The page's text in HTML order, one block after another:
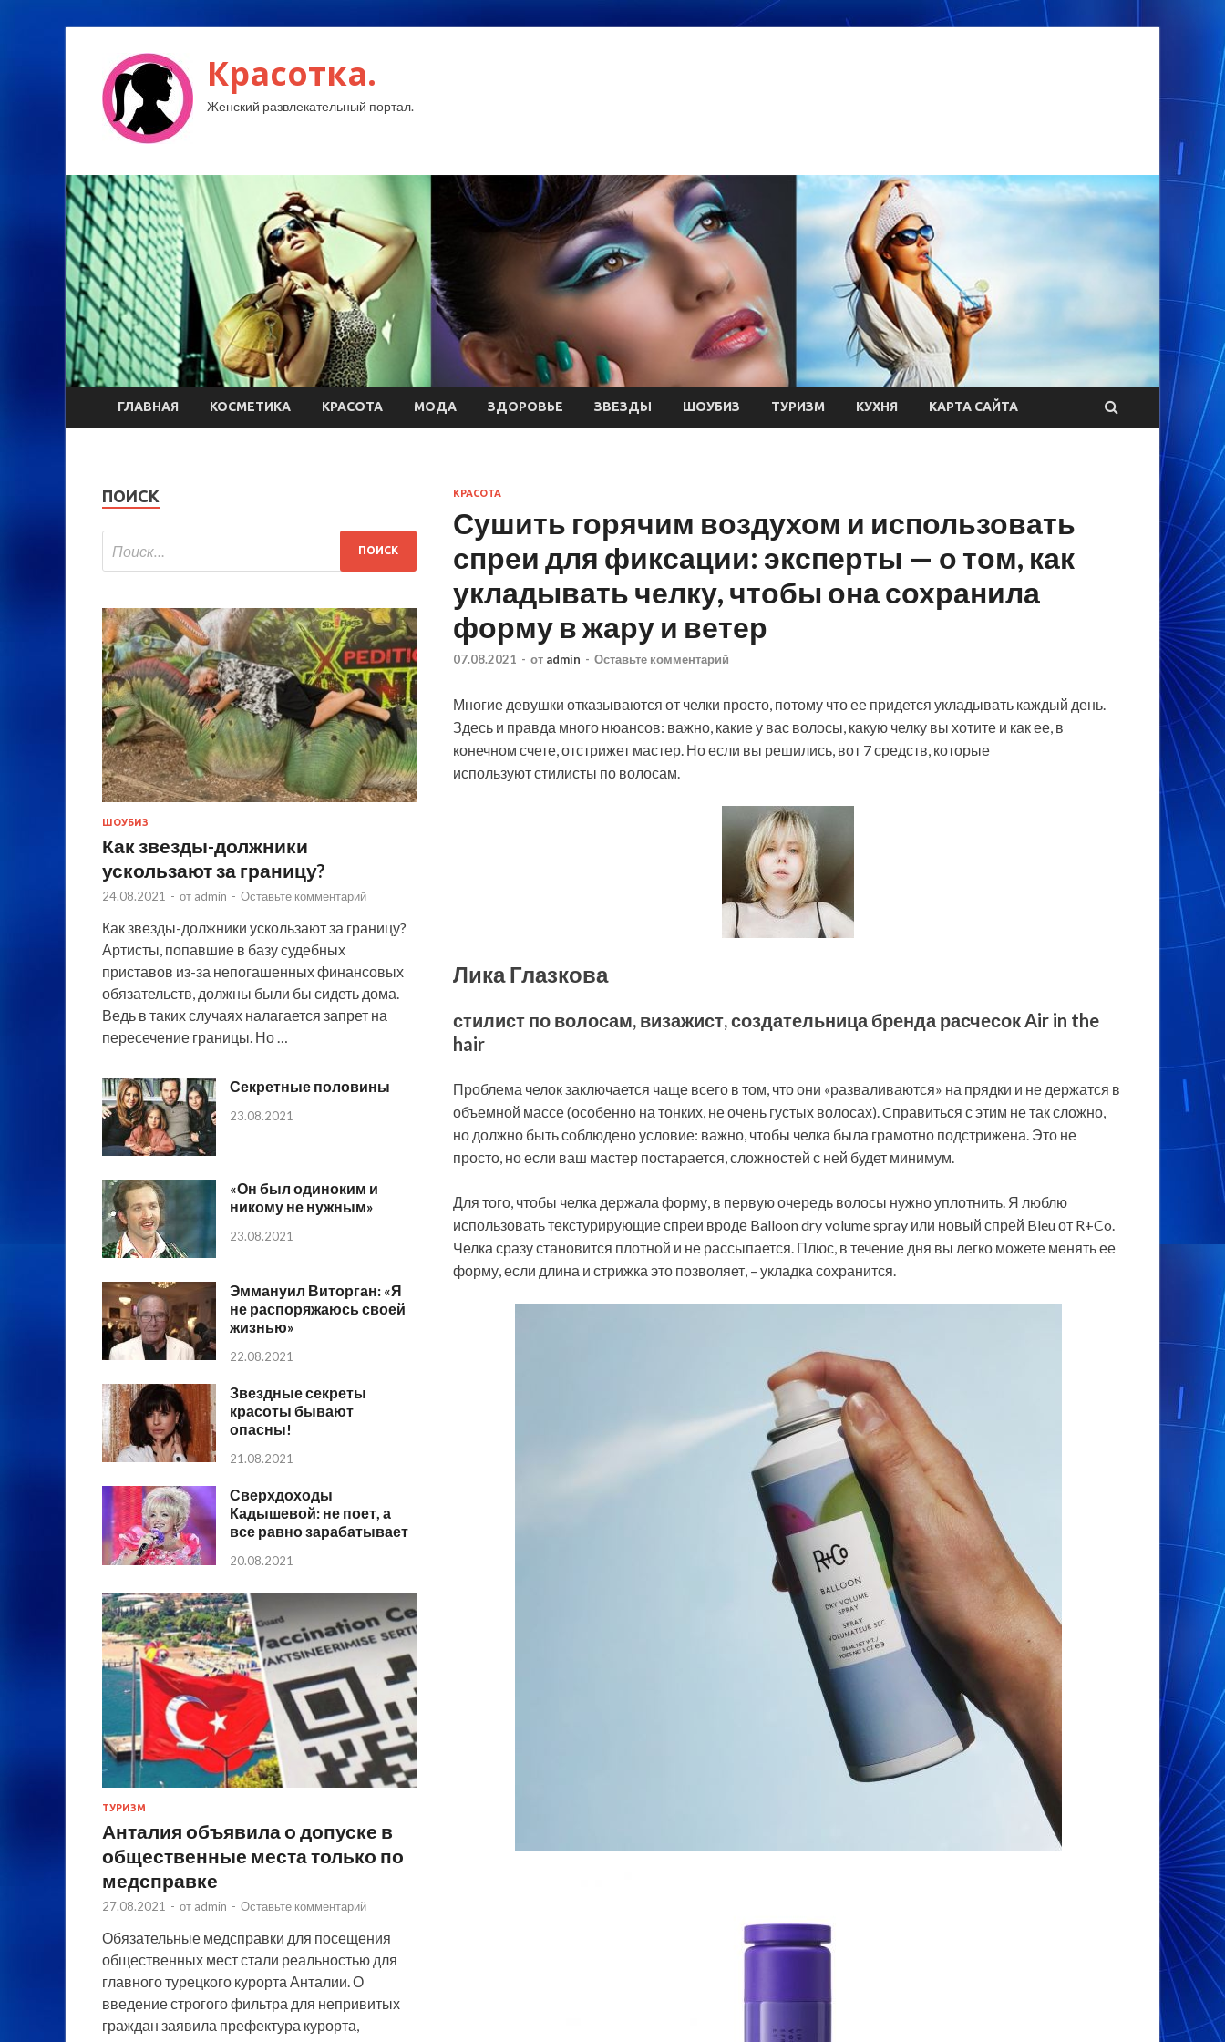
Красотка.
Женский развлекательный портал.
ГЛАВНАЯ КОСМЕТИКА КРАСОТА МОДА ЗДОРОВЬЕ ЗВЕЗДЫ ШОУБИЗ ТУРИЗМ КУХНЯ КАРТА САЙТА
КРАСОТА
Сушить горячим воздухом и использовать
спреи для фиксации: эксперты — о том, как
укладывать челку, чтобы она сохранила
форму в жару и ветер
07.08.2021 - от admin - Оставьте комментарий
Многие девушки отказываются от челки просто, потому что ее придется укладывать каждый день.
Здесь и правда много нюансов: важно, какие у вас волосы, какую челку вы хотите и как ее, в
конечном счете, отстрижет мастер. Но если вы решились, вот 7 средств, которые
используютстилисты по волосам.
Лика Глазкова
стилист по волосам, визажист, создательница бренда расчесок Air in the
hair
Проблема челок заключается чаще всего в том, что они «разваливаются» на прядки и не держатся в
объемной массе (особенно на тонких, не очень густых волосах). Cправиться с этим не так сложно,
но должно быть соблюдено условие: важно, чтобы челка была грамотно подстрижена. Это не
просто, но если ваш мастер постарается, сложностей с ней будет минимум.
Для того, чтобы челка держала форму, в первую очередь волосы нужно уплотнить. Я люблю
использовать текстурирующие спреи вроде Balloon dry volume spray или новый спрей Bleu от R+Co.
Челка сразу становится плотной и не рассыпается. Плюс, в течение дня вы легко можете менять ее
форму, если длина и стрижка это позволяет, – укладка сохранится.
ПОИСК
ШОУБИЗ
Как звезды-должники
ускользают за границу?
24.08.2021 - от admin - Оставьте комментарий
Как звезды-должники ускользают за границу?
Артисты, попавшие в базу судебных
приставов из-за непогашенных финансовых
обязательств, должны были бы сидеть дома.
Ведь в таких случаях налагается запрет на
пересечение границы. Но …
Секретные половины
23.08.2021
«Он был одиноким и
никому не нужным»
23.08.2021
Эммануил Виторган: «Я
не распоряжаюсь своей
жизнью»
22.08.2021
Звездные секреты
красоты бывают
опасны!
21.08.2021
Сверхдоходы
Кадышевой: не поет, а
все равно зарабатывает
20.08.2021
ТУРИЗМ
Анталия объявила о допуске в
общественные места только по
медсправке
27.08.2021 - от admin - Оставьте комментарий
Обязательные медсправки для посещения
общественных мест стали реальностью для
главного турецкого курорта Анталии. О
введение строгого фильтра для непривитых
граждан заявила префектура курорта,